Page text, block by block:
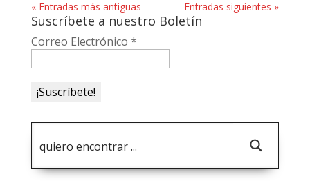
« Entradas más antiguas Entradas siguientes »
Suscríbete a nuestro Boletín
Correo Electrónico *